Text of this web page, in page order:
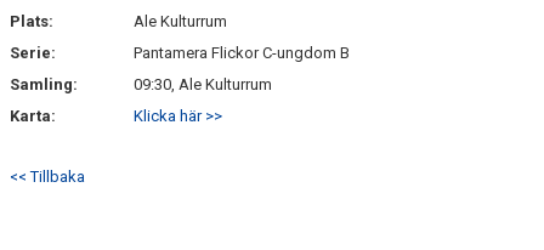
MATCHER
DOKUMENT
Plats:
Ale Kulturrum
Serie:
Pantamera Flickor C-ungdom B
Samling:
09:30, Ale Kulturrum
Karta:
Klicka här >>
<< Tillbaka